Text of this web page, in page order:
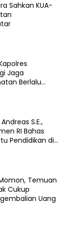
Sahkan KUA-
Jaga
Berlalu
S.E.,
RI Bahas
Pendidikan di
Temuan
Cukup
Uang